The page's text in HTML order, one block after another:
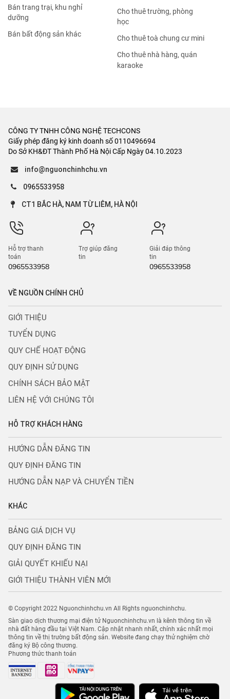
Bán trang trại, khu nghỉ
dưỡng
Bán bất động sản khác
Cho thuê trường, phòng
học
Cho thuê toà chung cư mini
Cho thuê nhà hàng, quán
karaoke
CÔNG TY TNHH CÔNG NGHỆ TECHCONS
Giấy phép đăng ký kinh doanh số 0110496694
Do Sở KH&ĐT Thành Phố Hà Nội Cấp Ngày 04.10.2023
info@nguonchinhchu.vn
0965533958
CT1 BẮC HÀ, NAM TỪ LIÊM, HÀ NỘI
Hỗ trợ thanh
toán
0965533958
Trợ giúp đăng
tin
Giải đáp thông
tin
0965533958
VỀ NGUỒN CHÍNH CHỦ
GIỚI THIỆU
TUYỂN DỤNG
QUY CHẾ HOẠT ĐỘNG
QUY ĐỊNH SỬ DỤNG
CHÍNH SÁCH BẢO MẬT
LIÊN HỆ VỚI CHÚNG TÔI
HỖ TRỢ KHÁCH HÀNG
HƯỚNG DẪN ĐĂNG TIN
QUY ĐỊNH ĐĂNG TIN
HƯỚNG DẪN NẠP VÀ CHUYỂN TIỀN
KHÁC
BẢNG GIÁ DỊCH VỤ
QUY ĐỊNH ĐĂNG TIN
GIẢI QUYẾT KHIẾU NẠI
GIỚI THIỆU THÀNH VIÊN MỚI
© Copyright 2022 Nguonchinhchu.vn All Rights nguonchinhchu.
Sàn giao dịch thương mại điện tử Nguonchinhchu.vn là kênh thông tin về
nhà đất hàng đầu tại Việt Nam. Cập nhật nhanh nhất, chính xác nhất mọi
thông tin về thị trường bất động sản. Website đang chạy thử nghiệm chờ
đăng ký Bộ công thương.
Phương thức thanh toán